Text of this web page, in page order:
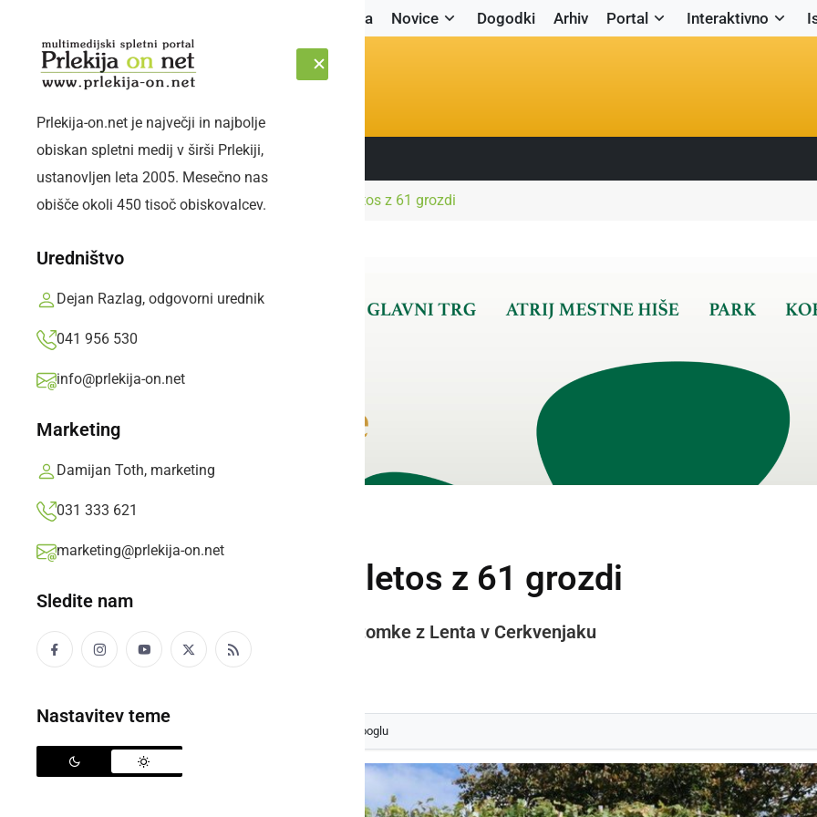
Naslovnica Novice Dogodki Arhiv Portal Interaktivno
SOBOTA, 8. AVGUST 2026 Sledite nam:
Prlekija-on.net je največji in najbolje
obiskan spletni medij v širši Prlekiji,
ustanovljen leta 2005. Mesečno nas
obišče okoli 450 tisoč obiskovalcev.
Uredništvo
Dejan Razlag, odgovorni urednik
041 956 530
info@prlekija-on.net
Marketing
Damijan Toth, marketing
031 333 621
marketing@prlekija-on.net
Sledite nam
Nastavitev teme
Naslovnica DružabnoJohanezova trta letos z 61 grozdi
Johanezova trta letos z 61 grozdi
Vesela družba na 13. trgatvi potomke z Lenta v Cerkvenjaku
Prlekija-on.net,sreda, 9. oktober 2019 ob 09:01
kot svoj prednostni vir na Googlu